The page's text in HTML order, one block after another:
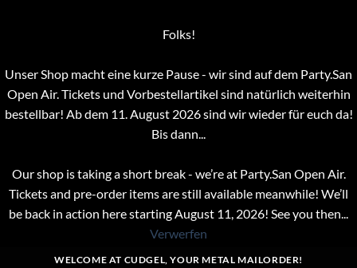
Folks!
Unser Shop macht eine kurze Pause - wir sind auf dem Party.San
Open Air. Tickets und Vorbestellartikel sind natürlich weiterhin
bestellbar! Ab dem 11. August 2026 sind wir wieder für euch da!
Bis dann...
Our shop is taking a short break - we’re at Party.San Open Air.
Tickets and pre-order items are still available meanwhile! We’ll
be back in action here starting August 11, 2026! See you then...
Verwerfen
WELCOME AT CUDGEL, YOUR METAL MAILORDER!